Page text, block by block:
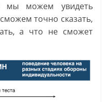
мы можем увидеть
точно сказать,
а что не сможет